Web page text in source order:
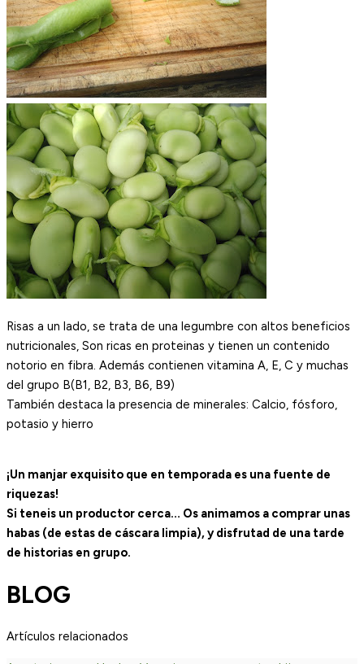
Risas a un lado, se trata de una legumbre con altos beneficios
nutricionales, Son ricas en proteinas y tienen un contenido
notorio en fibra. Además contienen vitamina A, E, C y muchas
del grupo B(B1, B2, B3, B6, B9)
También destaca la presencia de minerales: Calcio, fósforo,
potasio y hierro
¡Un manjar exquisito que en temporada es una fuente de
riquezas!
Si teneis un productor cerca… Os animamos a comprar unas
habas (de estas de cáscara limpia), y disfrutad de una tarde
de historias en grupo.
BLOG
Artículos relacionados